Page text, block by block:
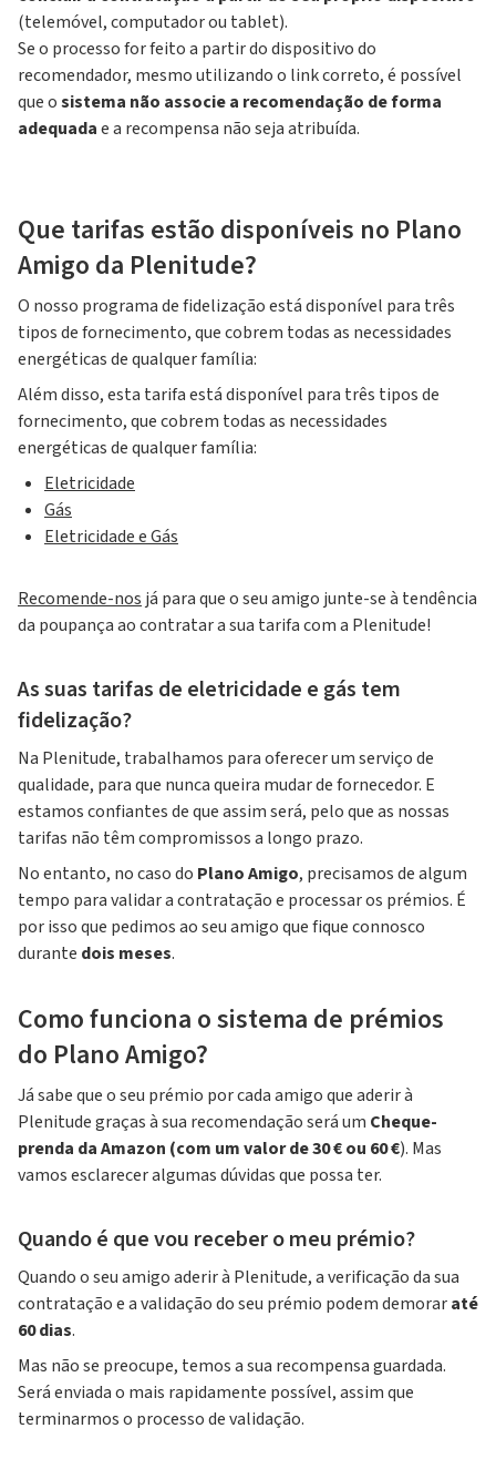
(telemóvel, computador ou tablet).
Se o processo for feito a partir do dispositivo do
recomendador, mesmo utilizando o link correto, é possível
que osistema não associe a recomendação de forma
adequadae a recompensa não seja atribuída.
Que tarifas estão disponíveis no Plano
Amigo da Plenitude?
O nosso programa de fidelização está disponível para três
tipos de fornecimento, que cobrem todas as necessidades
energéticas de qualquer família:
Além disso, esta tarifa está disponível para três tipos de
fornecimento, que cobrem todas as necessidades
energéticas de qualquer família:
Eletricidade
Gás
Eletricidade e Gás
Recomende-nos já para que o seu amigo junte-se à tendência
da poupança ao contratar a sua tarifa com a Plenitude!
As suas tarifas de eletricidade e gás tem
fidelização?
Na Plenitude, trabalhamos para oferecer um serviço de
qualidade, para que nunca queira mudar de fornecedor. E
estamos confiantes de que assim será, pelo que as nossas
tarifas não têm compromissos a longo prazo.
No entanto, no caso do Plano Amigo, precisamos de algum
tempo para validar a contratação e processar os prémios. É
por isso que pedimos ao seu amigo que fique connosco
durante dois meses.
Como funciona o sistema de prémios
do Plano Amigo?
Já sabe que o seu prémio por cada amigo que aderir à
Plenitude graças à sua recomendação será um Cheque-
prenda da Amazon (com um valor de 30 € ou 60 €). Mas
vamos esclarecer algumas dúvidas que possa ter.
Quando é que vou receber o meu prémio?
Quando o seu amigo aderir à Plenitude, a verificação da sua
contratação e a validação do seu prémio podem demoraraté
60 dias.
Mas não se preocupe, temos a sua recompensa guardada.
Será enviada o mais rapidamente possível, assim que
terminarmos o processo de validação.